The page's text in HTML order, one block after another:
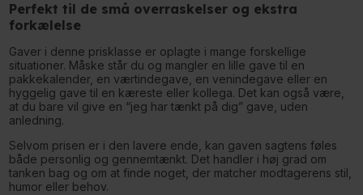
Perfekt til de små overraskelser og ekstra
forkælelse
Gaver i denne prisklasse er oplagte i mange forskellige
situationer. Måske står du og mangler en lille gave til en
pakkekalender, en værtindegave, en venindegave eller en
hyggelig gave til en kæreste eller kollega. Det kan også være,
at du bare vil give en “jeg har tænkt på dig” gave, uden
anledning.
Selvom prisen er i den lavere ende, kan gaven sagtens føles
både personlig og gennemtænkt. Det handler i høj grad om
tanken bag og om at finde noget, der matcher modtagerens stil,
humor eller behov.